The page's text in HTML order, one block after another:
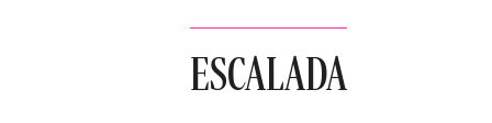
ESCALADA